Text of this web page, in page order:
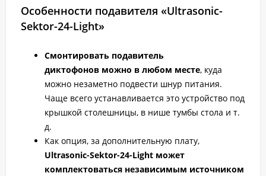
Особенности подавителя «Ultrasonic-
Sektor-24-Light»
Смонтировать подавитель
диктофонов можно в любом месте, куда
можно незаметно подвести шнур питания.
Чаще всего устанавливается это устройство под
крышкой столешницы, в нише тумбы стола и т.
д.
Как опция, за дополнительную плату,
Ultrasonic-Sektor-24-Light может
комплектоваться независимым источником